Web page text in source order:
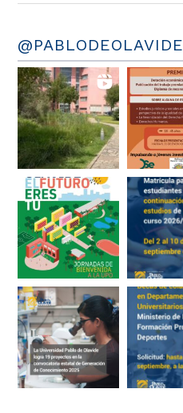
@PABLODEOLAVIDE